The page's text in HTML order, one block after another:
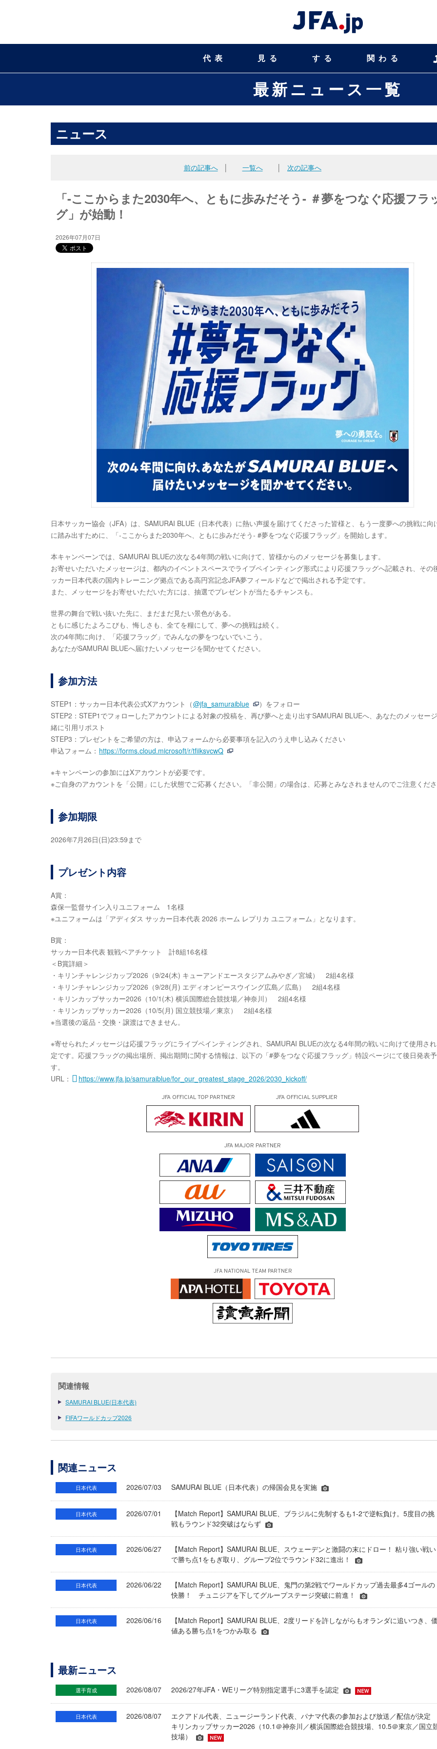
代表 見る する 関わる
最新ニュース一覧
ニュース
前の記事へ│ 一覧へ 次の記事へ
「-ここからまた2030年へ、ともに歩みだそう- ＃夢をつなぐ応援フラ
グ」が始動！
2026年07月07日
日本サッカー協会（JFA）は、SAMURAI BLUE（日本代表）に熱い声援を届けてくださった皆様と、もう一度夢への挑戦に向
に踏み出すために、「-ここからまた2030年へ、ともに歩みだそう- #夢をつなぐ応援フラッグ」を開始します。
本キャンペーンでは、SAMURAI BLUEの次なる4年間の戦いに向けて、皆様からのメッセージを募集します。
お寄せいただいたメッセージは、都内のイベントスペースでライブペインティング形式により応援フラッグへ記載され、その
ッカー日本代表の国内トレーニング拠点である高円宮記念JFA夢フィールドなどで掲出される予定です。
また、メッセージをお寄せいただいた方には、抽選でプレゼントが当たるチャンスも。
世界の舞台で戦い抜いた先に、まだまだ見たい景色がある。
ともに感じたよろこびも、悔しさも、全てを糧にして、夢への挑戦は続く。
次の4年間に向け、「応援フラッグ」でみんなの夢をつないでいこう。
あなたがSAMURAI BLUEへ届けたいメッセージを聞かせてください。
参加方法
STEP1：サッカー日本代表公式Xアカウント（@jfa_samuraiblue
）をフォロー
STEP2：STEP1でフォローしたアカウントによる対象の投稿を、再び夢へと走り出すSAMURAI BLUEへ、あなたのメッセー
緒に引用リポスト
STEP3：プレゼントをご希望の方は、申込フォームから必要事項を記入のうえ申し込みください
申込フォーム： https://forms.cloud.microsoft/r/tfiiksvcwQ
※キャンペーンの参加にはXアカウントが必要です。
※ご自身のアカウントを「公開」にした状態でご応募ください。「非公開」の場合は、応募とみなされませんのでご注意くださ
参加期限
2026年7月26日(日)23:59まで
プレゼント内容
A賞：
森保一監督サイン入りユニフォーム 1名様
※ユニフォームは「アディダス サッカー日本代表 2026 ホーム レプリカ ユニフォーム」となります。
B賞：
サッカー日本代表 観戦ペアチケット 計8組16名様
＜B賞詳細＞
・キリンチャレンジカップ2026（9/24(木) キューアンドエースタジアムみやぎ／宮城） 2組4名様
・キリンチャレンジカップ2026（9/28(月) エディオンピースウイング広島／広島） 2組4名様
・キリンカップサッカー2026（10/1(木) 横浜国際総合競技場／神奈川） 2組4名様
・キリンカップサッカー2026（10/5(月) 国立競技場／東京） 2組4名様
※当選後の返品・交換・譲渡はできません。
※寄せられたメッセージは応援フラッグにライブペインティングされ、SAMURAI BLUEの次なる4年間の戦いに向けて使用さ
定です。応援フラッグの掲出場所、掲出期間に関する情報は、以下の「#夢をつなぐ応援フラッグ」特設ページにて後日発表
す。
URL：
https://www.jfa.jp/samuraiblue/for_our_greatest_stage_2026/2030_kickoff/
JFA OFFICIALTOP PARTNER JFA OFFICIAL SUPPLIER
JFA MAJOR PARTNER
JFA NATIONAL TEAM PARTNER
関連情報
SAMURAI BLUE(日本代表)
FIFAワールドカップ2026
関連ニュース
日本代表 2026/07/03 SAMURAI BLUE（日本代表）の帰国会見を実施
日本代表 2026/07/01
【Match Report】SAMURAI BLUE、ブラジルに先制するも1-2で逆転負け。5度目の挑
戦もラウンド32突破はならず
日本代表 2026/06/27
【Match Report】SAMURAI BLUE、スウェーデンと激闘の末にドロー！ 粘り強い戦い
で勝ち点1をもぎ取り、グループ2位でラウンド32に進出！
日本代表 2026/06/22
【Match Report】SAMURAI BLUE、鬼門の第2戦でワールドカップ過去最多4ゴールの
快勝！ チュニジアを下してグループステージ突破に前進！
日本代表 2026/06/16
【Match Report】SAMURAI BLUE、2度リードを許しながらもオランダに追いつき、価
値ある勝ち点1をつかみ取る
最新ニュース
選手育成 2026/08/07 2026/27年JFA・WEリーグ特別指定選手に3選手を認定
日本代表 2026/08/07
エクアドル代表、ニュージーランド代表、パナマ代表の参加および放送／配信が決定
キリンカップサッカー2026（10.1＠神奈川／横浜国際総合競技場、10.5＠東京／国立
技場）